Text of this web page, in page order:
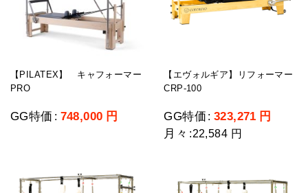
【PILATEX】 キャフォーマー
PRO
GG特価 : 748,000 円
【エヴォルギア】リフォーマー
CRP-100
GG特価 : 323,271 円
月々 :22,584 円